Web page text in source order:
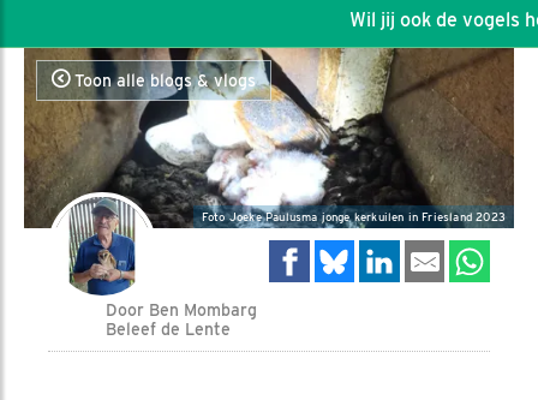
Wil jij ook de vogels
Toon alle blogs & vlogs
Foto Joeke Paulusma jonge kerkuilen in Friesland 2023
Door Ben Mombarg
Beleef de Lente